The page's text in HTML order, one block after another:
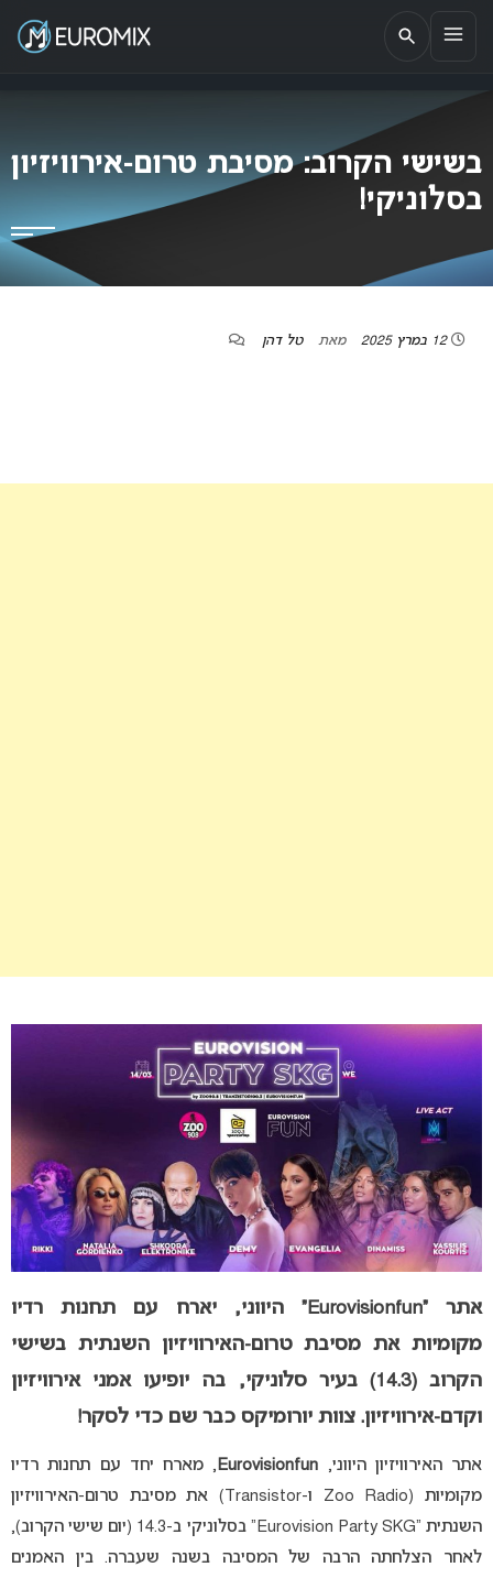
EUROMIX
אתר הבית של האירוויזיון בישראל
בשישי הקרוב: מסיבת טרום-אירוויזיון
בסלוניקי!
12 במרץ 2025 מאת טל דהן
אתר “Eurovisionfun” היווני, יארח עם תחנות רדיו
מקומיות את מסיבת טרום-האירוויזיון השנתית בשישי
הקרוב (14.3) בעיר סלוניקי, בה יופיעו אמני אירוויזיון
וקדם-אירוויזיון. צוות יורומיקס כבר שם כדי לסקר!
אתר האירוויזיון היווני, Eurovisionfun , מארח יחד עם תחנות רדיו
מקומיות (Zoo Radio ו-Transistor) את מסיבת טרום-האירוויזיון
השנתית “Eurovision Party SKG” בסלוניקי ב-14.3 (יום שישי הקרוב),
לאחר הצלחתה הרבה של המסיבה בשנה שעברה. בין האמנים